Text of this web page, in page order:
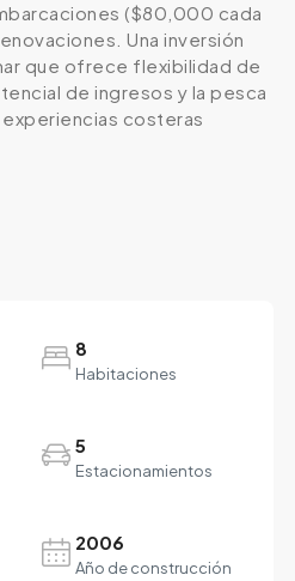
($80,000 cada
Una inversión
que ofrece flexibilidad de
de ingresos y la pesca
experiencias costeras
8
Habitaciones
5
Estacionamientos
2006
Año de construcción